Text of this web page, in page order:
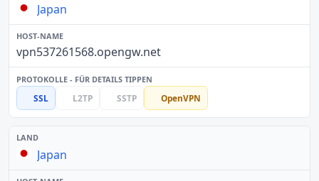
Japan
vpn537261568.opengw.net
SSL L2TP SSTP OpenVPN
Japan